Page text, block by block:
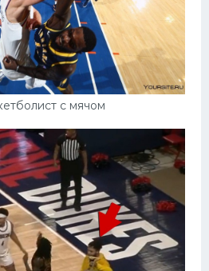
с мячом